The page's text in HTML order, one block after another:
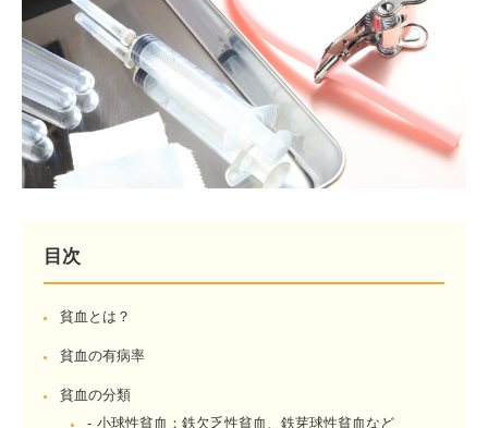
目次
貧血とは？
貧血の有病率
貧血の分類
小球性貧血：鉄欠乏性貧血、鉄芽球性貧血など